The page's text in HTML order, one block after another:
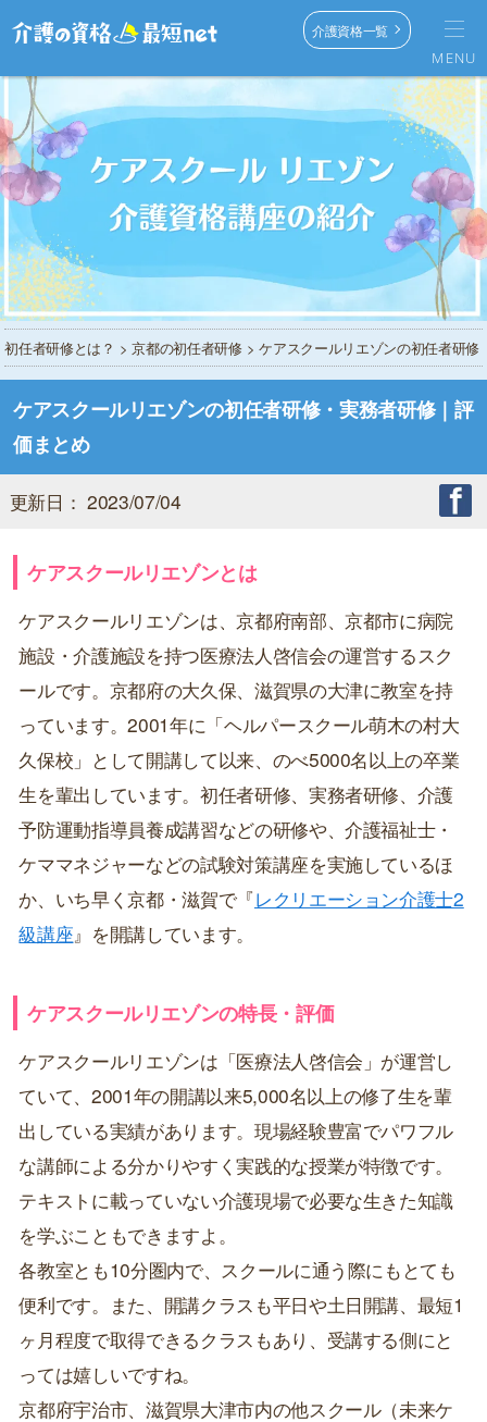
MENU
介護資格一覧
初任者研修とは？ >京都の初任者研修 > ケアスクールリエゾンの初任者研修
ケアスクールリエゾンの初任者研修・実務者研修｜評
価まとめ
更新日： 2023/07/04
ケアスクールリエゾンとは
ケアスクールリエゾンは、京都府南部、京都市に病院
施設・介護施設を持つ医療法人啓信会の運営するスク
ールです。京都府の大久保、滋賀県の大津に教室を持
っています。2001年に「ヘルパースクール萌木の村大
久保校」として開講して以来、のべ5000名以上の卒業
生を輩出しています。初任者研修、実務者研修、介護
予防運動指導員養成講習などの研修や、介護福祉士・
ケママネジャーなどの試験対策講座を実施しているほ
か、いち早く京都・滋賀で『レクリエーション介護士2
級講座』を開講しています。
ケアスクールリエゾンの特長・評価
ケアスクールリエゾンは「医療法人啓信会」が運営し
ていて、2001年の開講以来5,000名以上の修了生を輩
出している実績があります。現場経験豊富でパワフル
な講師による分かりやすく実践的な授業が特徴です。
テキストに載っていない介護現場で必要な生きた知識
を学ぶこともできますよ。
各教室とも10分圏内で、スクールに通う際にもとても
便利です。また、開講クラスも平日や土日開講、最短1
ヶ月程度で取得できるクラスもあり、受講する側にと
っては嬉しいですね。
京都府宇治市、滋賀県大津市内の他スクール（未来ケ